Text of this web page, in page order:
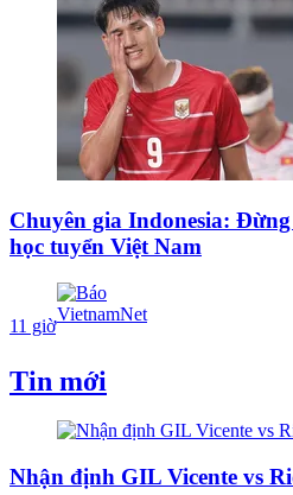
Chuyên gia Indonesia:
học tuyển Việt Nam
11 giờ
Tin mới
Nhận định GIL Vicente vs